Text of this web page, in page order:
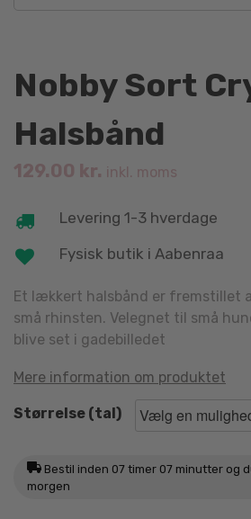
Nobby Sort
Halsbånd
129.00 kr. inkl. moms
Levering 1-3 hverdage
Fysisk butik i Aabenraa
Et lækkert halsbånd er fremstillet
små rhinsten. Velegnet til små
blive set i gadebilledet
Mere information om produktet
Størrelse (tal)
Bestil inden 07 timer 07 minutter og
morgen